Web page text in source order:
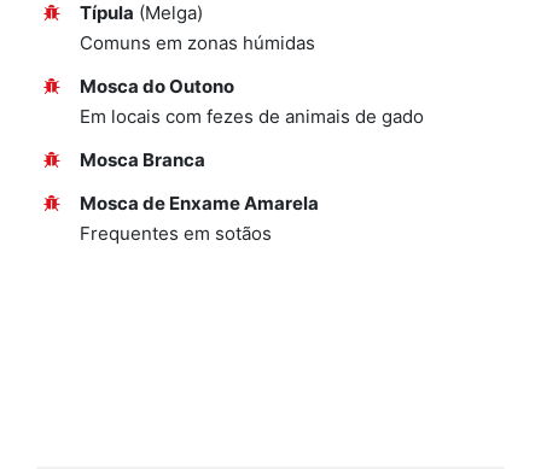
Típula (Melga)
Comuns em zonas húmidas
Mosca do Outono
Em locais com fezes de animais de gado
Mosca Branca
Mosca de Enxame Amarela
Frequentes em sotãos